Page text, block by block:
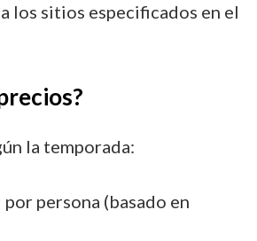
los sitios especificados en el
la temporada:
por persona (basado en